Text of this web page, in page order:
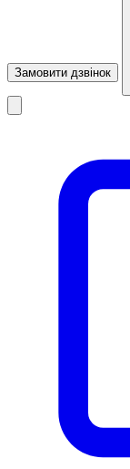
Замовити дзвінок